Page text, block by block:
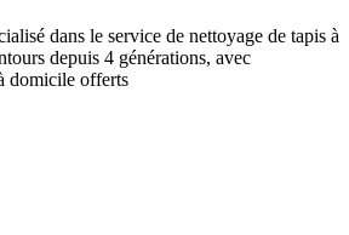
dans le service de nettoyage de tapis à
depuis 4 générations, avec
domicile offerts